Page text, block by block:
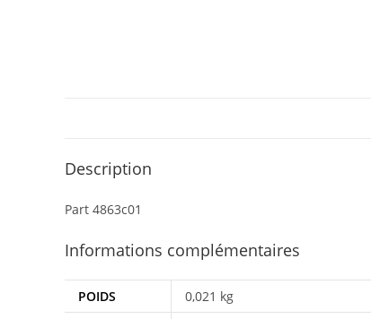
Description
Part 4863c01
Informations complémentaires
POIDS
0,021 kg